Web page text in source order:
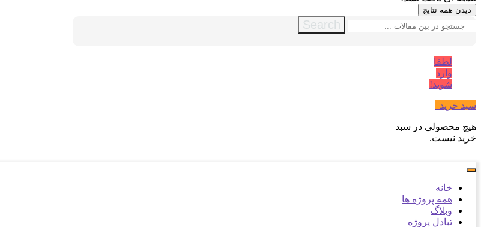
دیدن همه نتایج
Search
لطفا
وارد
شوید!
سبد خرید
هیچ محصولی در سبد
خرید نیست.
خانه
همه پروژه ها
وبلاگ
تبادل پروژه